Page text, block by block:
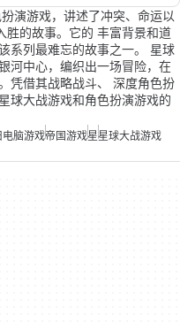
演游戏，讲述了冲突、命运以
胜的故事。它的 丰富背景和道
系列最难忘的故事之一。 星球
河中心，编织出一场冒险，在
凭借其战略战斗、 深度角色扮
球大战游戏和角色扮演游戏的
电脑游戏帝国游戏星星球大战游戏